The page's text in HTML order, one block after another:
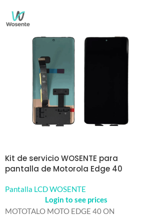
Kit de servicio WOSENTE para
pantalla de Motorola Edge 40
Pantalla LCD WOSENTE
Login to see prices
MOTOTALO MOTO EDGE 40 ON